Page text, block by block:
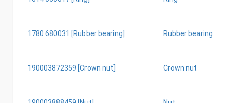
1780 680031 [Rubber bearing] Rubber bearing
190003872359 [Crown nut] Crown nut